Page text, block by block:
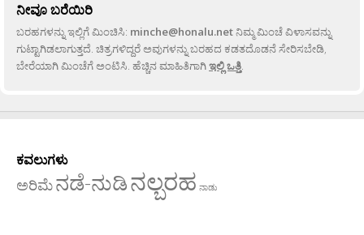
ನೀವೂ ಬರೆಯಿರಿ
ಬರಹಗಳನ್ನು ಇಲ್ಲಿಗೆ ಮಿಂಚಿಸಿ: minche@honalu.netನಿಮ್ಮ ಮಿಂಚೆ ವಿಳಾಸವನ್ನು
ಗುಟ್ಟಾಗಿಡಲಾಗುತ್ತದೆ. ಚಿತ್ರಗಳಿದ್ದರೆ ಅವುಗಳನ್ನು ಬರಹದ ಕಡತದೊಡನೆ ಸೇರಿಸಬೇಡಿ,
ಬೇರೆಯಾಗಿ ಮಿಂಚೆಗೆ ಅಂಟಿಸಿ. ಹೆಚ್ಚಿನ ಮಾಹಿತಿಗಾಗಿಇಲ್ಲಿ ಒತ್ತಿ.
ಕವಲುಗಳು
ಅರಿಮೆನಡೆ-ನುಡಿನಲ್ಬರಹ ನಾಡು